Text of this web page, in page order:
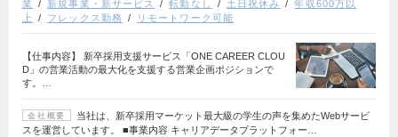
業
新規事業・新サービス 転勤なし 土日祝休み
年収600万以
上
フレックス勤務 リモートワーク可能
【仕事内容】 新卒採用支援サービス「ONE CAREER CLOU
D」の営業活動の最大化を支援する営業企画ポジションで
す。…
会社概要
当社は、新卒採用マーケット最大級の学生の声を集めたWebサービ
スを運営しています。 ■事業内容 キャリアデータプラットフォー…